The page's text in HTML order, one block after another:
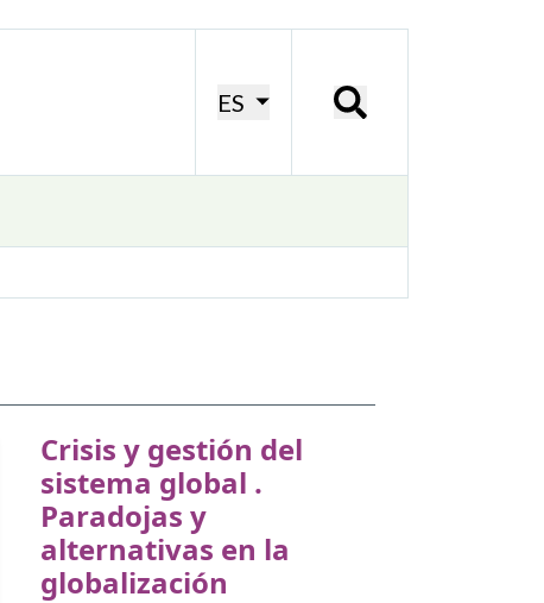
ES
Crisis y gestión del
sistema global .
Paradojas y
alternativas en la
globalización